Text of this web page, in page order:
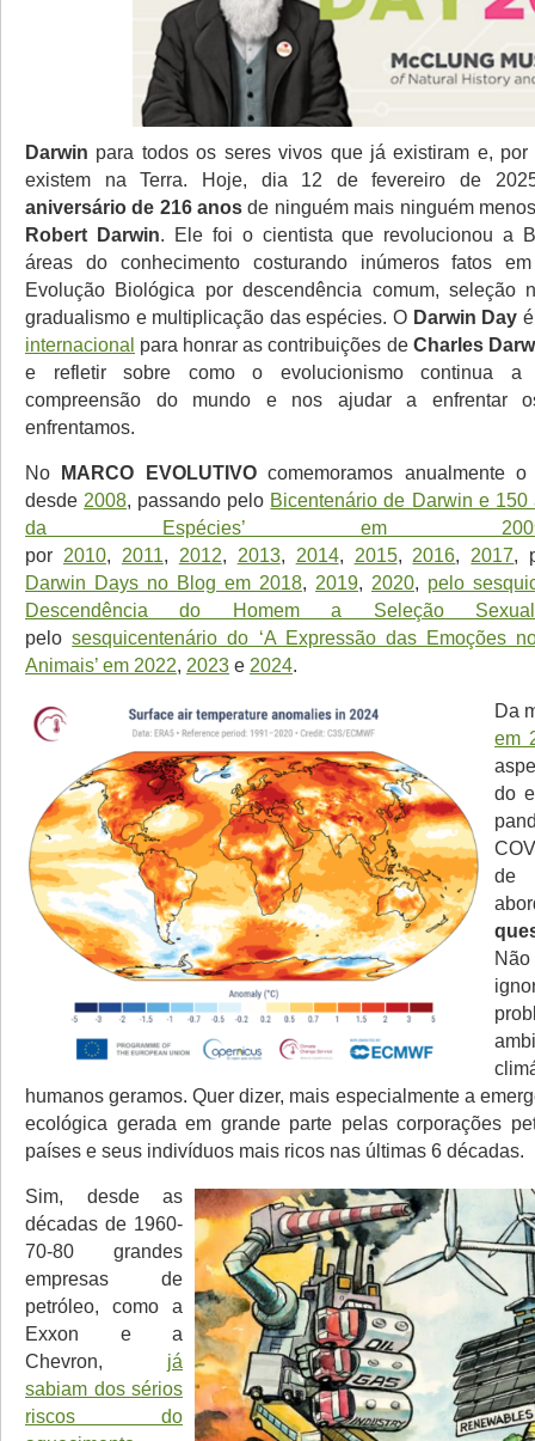
Darwin para todos os seres vivos que já existiram e, por
existem na Terra. Hoje, dia 12 de fevereiro de
aniversário de 216 anos de ninguém mais ninguém
Robert Darwin. Ele foi o cientista que revolucionou a
áreas do conhecimento costurando inúmeros fatos
Evolução Biológica por descendência comum, seleção
gradualismo e multiplicação das espécies. O Darwin Day
internacional para honrar as contribuições de Charles
e refletir sobre como o evolucionismo continua a
compreensão do mundo e nos ajudar a enfrentar
enfrentamos.
No MARCO EVOLUTIVOcomemoramos anualmente
desde 2008, passando pelo Bicentenário de Darwin e 150
da Espécies’ em
por 2010, 2011, 2012, 2013, 2014, 2015, 2016, 2017,
Darwin Days no Blog em 2018, 2019, 2020, pelo
Descendência do Homem a Seleção
pelosesquicentenário do ‘A Expressão das Emoções
Animais’ em 2022, 2023 e 2024.
Da
em
do
humanos geramos. Quer dizer, mais especialmente a
ecológica gerada em grande parte pelas corporações
países e seus indivíduos mais ricos nas últimas 6 décadas.
Sim, desde as
décadas de 1960-
70-80 grandes
empresas de
petróleo, como a
Exxon e a
Chevron, já
sabiam dos sérios
riscos do